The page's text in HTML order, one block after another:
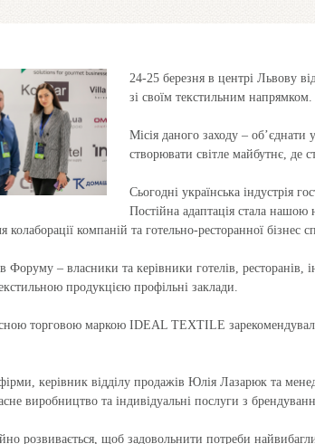
24-25 березня в центрі Львову
зі своїм текстильним напрямком.
Місія даного заходу –
створювати світле майбутнє, де
Сьогодні українська індустрія
Постійна адаптація стала нашою
компаній та готельно-ресторанної бізнес
Форуму – власники та керівники готелів, ресторанів,
продукцією профільні заклади.
торговою маркою IDEAL TEXTILE
керівник відділу продажів Юлія Лазарюк та
виробництво та індивідуальні послуги з
розвивається, щоб задовольнити потреби